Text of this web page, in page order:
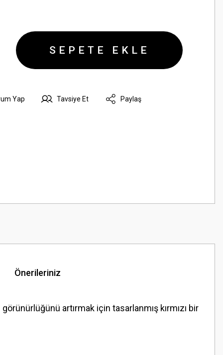
SEPETE EKLE
Yap Tavsiye Et Paylaş
Önerileriniz
artırmak için tasarlanmış kırmızı bir